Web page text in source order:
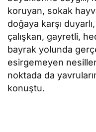
koruyan, sokak
doğaya karşı
çalışkan, gayretli,
bayrak yolunda
esirgemeyen
noktada da
konuştu.